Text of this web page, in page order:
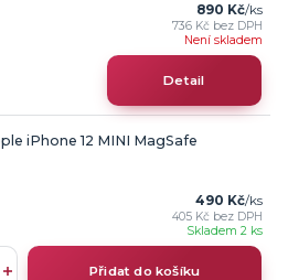
890 Kč/ks
736 Kč bez DPH
Není skladem
Detail
iPhone 12 MINI MagSafe
490 Kč/ks
405 Kč bez DPH
Skladem 2 ks
Přidat do košíku